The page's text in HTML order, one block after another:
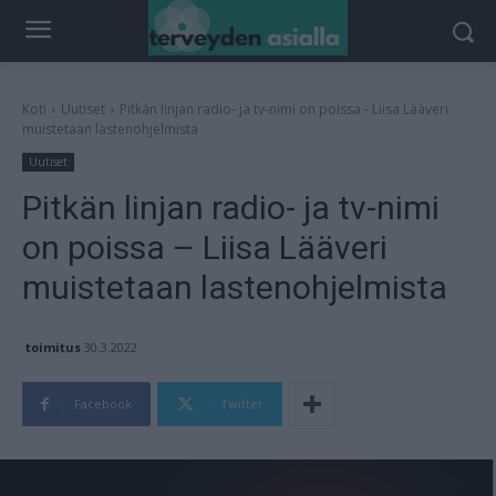
Koti Uutiset
Pitkän linjan radio- ja tv-nimi on poissa - Liisa Lääveri
muistetaan lastenohjelmista
Uutiset
Pitkän linjan radio- ja tv-nimi
on poissa – Liisa Lääveri
muistetaan lastenohjelmista
toimitus 30.3.2022
Facebook Twitter